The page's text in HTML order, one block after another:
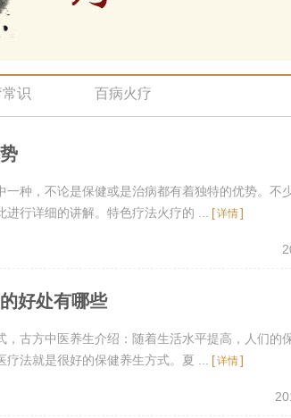
识 百病火疗
一种，不论是保健或是治病都有着独特的优势。不
行详细的讲解。特色疗法火疗的 ...
[详情]
好处有哪些
，古方中医养生介绍：随着生活水平提高，人们的
法就是很好的保健养生方式。夏 ...
[详情]